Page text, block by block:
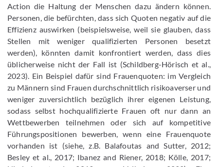
Action die Haltung der Menschen dazu ändern können.
Personen, die befürchten, dass sich Quoten negativ auf die
Effizienz auswirken (beispielsweise, weil sie glauben, dass
Stellen mit weniger qualifizierten Personen besetzt
werden), könnten damit konfrontiert werden, dass dies
üblicherweise nicht der Fall ist (Schildberg-Hörisch et al.,
2023). Ein Beispiel dafür sind Frauenquoten: im Vergleich
zu Männern sind Frauen durchschnittlich risikoaverser und
weniger zuversichtlich bezüglich ihrer eigenen Leistung,
sodass selbst hochqualifizierte Frauen oft nur dann an
Wettbewerben teilnehmen oder sich auf kompetitive
Führungspositionen bewerben, wenn eine Frauenquote
vorhanden ist (siehe, z.B. Balafoutas and Sutter, 2012;
Besley et al., 2017; Ibanez and Riener, 2018; Kölle, 2017;